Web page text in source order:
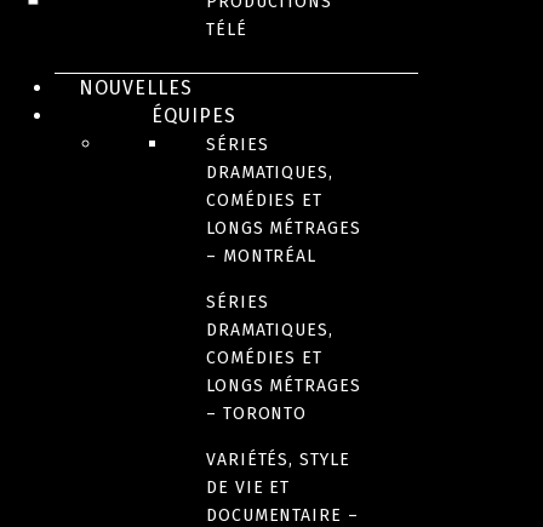
TÉLÉ
NOUVELLES
ÉQUIPES
SÉRIES
DRAMATIQUES,
COMÉDIES ET
LONGS MÉTRAGES
– MONTRÉAL
SÉRIES
DRAMATIQUES,
COMÉDIES ET
LONGS MÉTRAGES
– TORONTO
VARIÉTÉS, STYLE
DE VIE ET
DOCUMENTAIRE –
ÉQUIPE DE PRODUCTION
PARTENAIRE(S)
PRIX ET DISTINCTIONS
ANNÉE(S) DE DIFFUSION
NOMBRE DE SAISONS